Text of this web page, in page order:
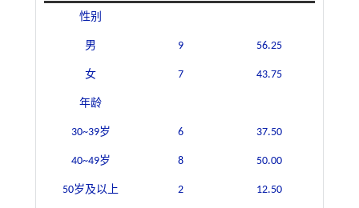
性别
男 9 56.25
女 7 43.75
年龄
30~39岁 6 37.50
40~49岁 8 50.00
50岁及以上 2 12.50